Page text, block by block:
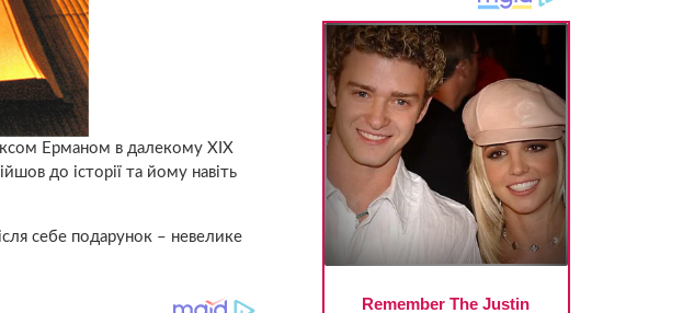
Ерманом в далекому XIX
до історії та йому навіть
себе подарунок – невелике